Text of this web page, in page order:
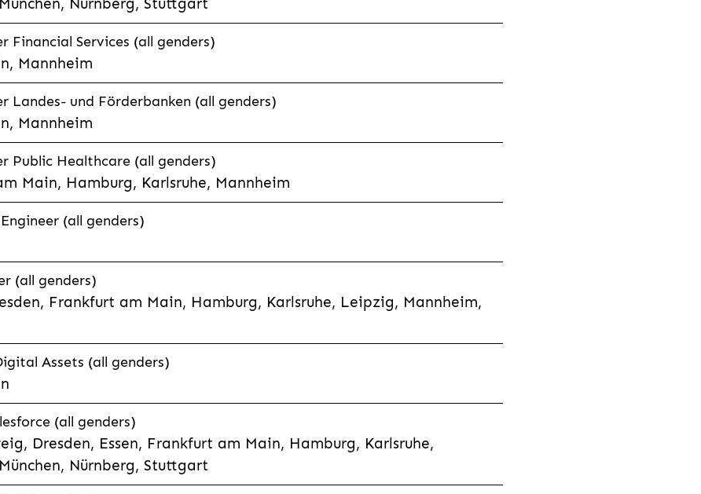
Financial Services (all genders)
Mannheim
Landes- und Förderbanken (all genders)
Mannheim
Public Healthcare (all genders)
Main, Hamburg, Karlsruhe, Mannheim
(all genders)
(all genders)
Frankfurt am Main, Hamburg, Karlsruhe, Leipzig, Mannheim,
Assets (all genders)
(all genders)
Dresden, Essen, Frankfurt am Main, Hamburg, Karlsruhe,
Nürnberg, Stuttgart